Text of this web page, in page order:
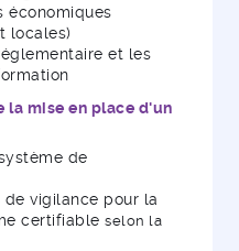
économiques
locales)
et les
la mise en place d'un
de
vigilance pour la
certifiable selon la